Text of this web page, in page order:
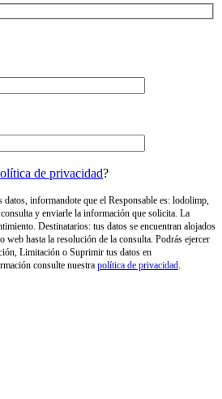
de privacidad?
informandote que el Responsable es: lodolimp,
y enviarle la información que solicita. La
Destinatarios: tus datos se encuentran alojados
web hasta la resolución de la consulta. Podrás ejercer
Limitación o Suprimir tus datos en
consulte nuestra política de privacidad